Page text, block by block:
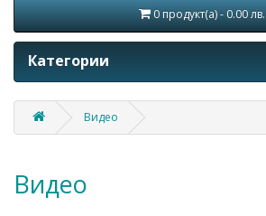
0 продукт(а) - 0.00 лв.
Категории
Видео
Видео